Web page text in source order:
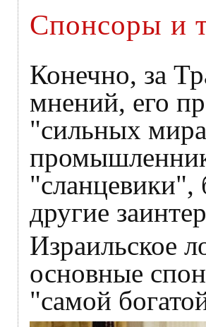
Спонсоры и
Конечно, за
мнений, его
"сильных
"сланцевики",
другие
Израильское
основные
"самой